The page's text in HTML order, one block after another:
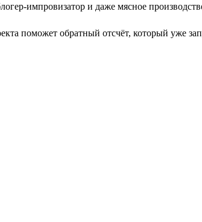
импровизатор и даже мясное
поможет обратный отсчёт, который уже